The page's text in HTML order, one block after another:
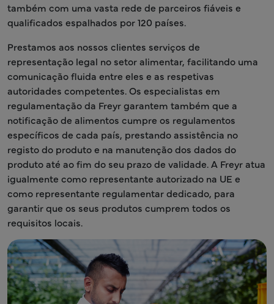
também com uma vasta rede de parceiros fiáveis e
qualificados espalhados por 120 países.
Prestamos aos nossos clientes serviços de
representação legal no setor alimentar, facilitando uma
comunicação fluida entre eles e as respetivas
autoridades competentes. Os especialistas em
regulamentação da Freyr garantem também que a
notificação de alimentos cumpre os regulamentos
específicos de cada país, prestando assistência no
registo do produto e na manutenção dos dados do
produto até ao fim do seu prazo de validade. A Freyr atua
igualmente como representante autorizado na UE e
como representante regulamentar dedicado, para
garantir que os seus produtos cumprem todos os
requisitos locais.